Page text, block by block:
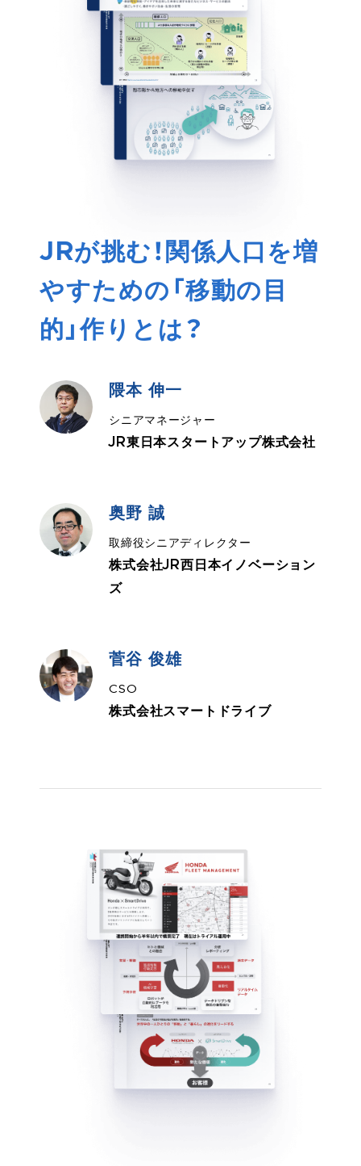
JRが挑む！関係人口を増
やすための「移動の目
的」作りとは？
隈本 伸一
シニアマネージャー
JR東日本スタートアップ株式会社
奥野 誠
取締役シニアディレクター
株式会社JR西日本イノベーション
ズ
菅谷 俊雄
CSO
株式会社スマートドライブ